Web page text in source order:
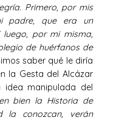
Primero, por mis
padre, que era un
luego, por mi misma,
de huérfanos de
saber qué le diría
la Gesta del Alcázar
manipulada del
bien la Historia de
la conozcan, verán